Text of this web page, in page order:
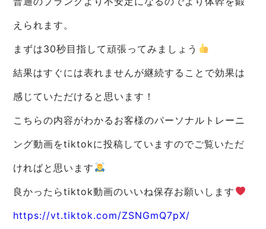
えられます。
まずは30秒目指して頑張ってみましょう
結果はすぐには表れませんが継続することで効果は
感じていただけると思います！
こちらの内容がわかるお客様のパーソナルトレーニ
ング動画をtiktokに投稿していますのでご覧いただ
ければと思います
良かったらtiktok動画のいいね保存お願いします
https://vt.tiktok.com/ZSNGmQ7pX/